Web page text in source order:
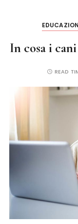
In cosa i
READ